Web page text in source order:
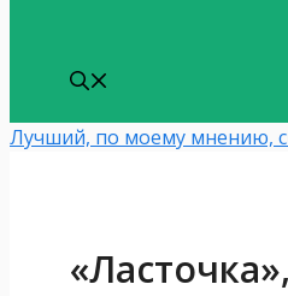
Лучший, по моему мнению,